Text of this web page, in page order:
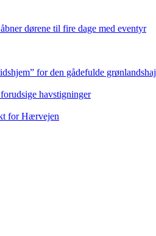
dørene til fire dage med eventyr
for den gådefulde grønlandshaj
havstigninger
for Hærvejen